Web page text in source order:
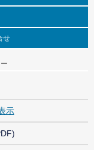
せ